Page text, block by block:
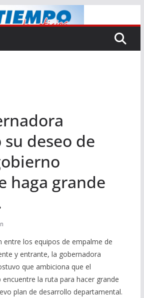
deseo de
haga grande
entre los equipos de empalme de
y entrante, la gobernadora
que ambiciona que el
la ruta para hacer grande
plan de desarrollo departamental.